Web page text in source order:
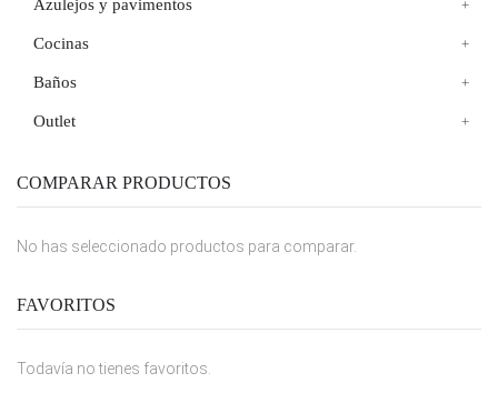
Azulejos y pavimentos
Cocinas
Baños
Outlet
COMPARAR PRODUCTOS
No has seleccionado productos para comparar.
FAVORITOS
Todavía no tienes favoritos.